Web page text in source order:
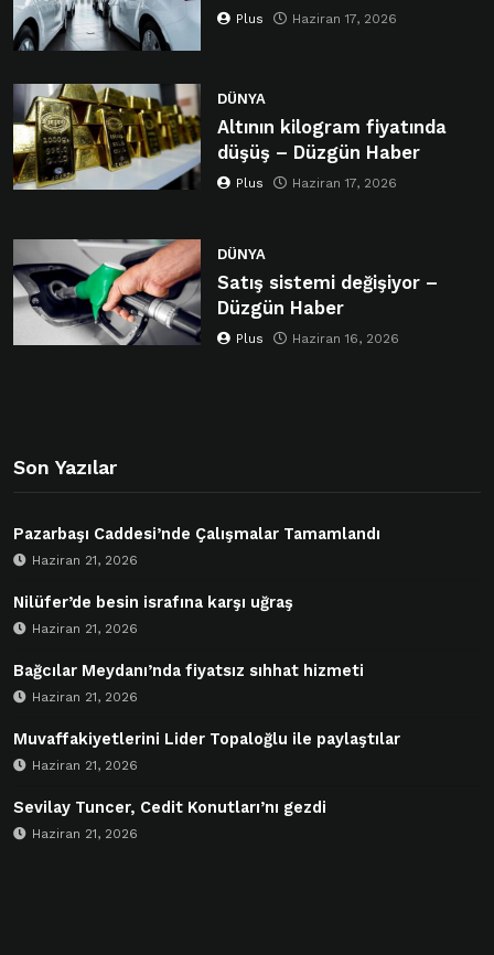
Plus Haziran 17, 2026
DÜNYA
Altının kilogram fiyatında
düşüş – Düzgün Haber
Plus Haziran 17, 2026
DÜNYA
Satış sistemi değişiyor –
Düzgün Haber
Plus Haziran 16, 2026
Son Yazılar
Pazarbaşı Caddesi’nde Çalışmalar Tamamlandı
Haziran 21, 2026
Nilüfer’de besin israfına karşı uğraş
Haziran 21, 2026
Bağcılar Meydanı’nda fiyatsız sıhhat hizmeti
Haziran 21, 2026
Muvaffakiyetlerini Lider Topaloğlu ile paylaştılar
Haziran 21, 2026
Sevilay Tuncer, Cedit Konutları’nı gezdi
Haziran 21, 2026